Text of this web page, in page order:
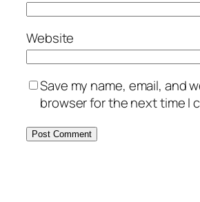
Website
Save my name, email, and
browser for the next time I